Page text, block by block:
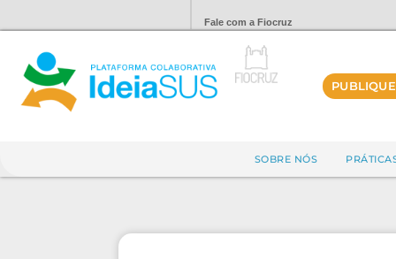
Fale com a Fiocruz
SOBRE NÓS